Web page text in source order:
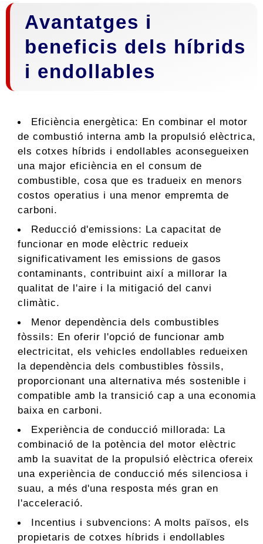
Avantatges i
beneficis dels híbrids
i endollables
Eficiència energètica: En combinar el motor
de combustió interna amb la propulsió elèctrica,
els cotxes híbrids i endollables aconsegueixen
una major eficiència en el consum de
combustible, cosa que es tradueix en menors
costos operatius i una menor empremta de
carboni.
Reducció d'emissions: La capacitat de
funcionar en mode elèctric redueix
significativament les emissions de gasos
contaminants, contribuint així a millorar la
qualitat de l'aire i la mitigació del canvi
climàtic.
Menor dependència dels combustibles
fòssils: En oferir l'opció de funcionar amb
electricitat, els vehicles endollables redueixen
la dependència dels combustibles fòssils,
proporcionant una alternativa més sostenible i
compatible amb la transició cap a una economia
baixa en carboni.
Experiència de conducció millorada: La
combinació de la potència del motor elèctric
amb la suavitat de la propulsió elèctrica ofereix
una experiència de conducció més silenciosa i
suau, a més d'una resposta més gran en
l'acceleració.
Incentius i subvencions: A molts països, els
propietaris de cotxes híbrids i endollables